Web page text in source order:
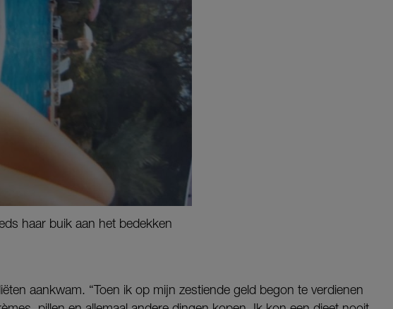
haar buik aan het bedekken
aankwam. “Toen ik op mijn zestiende geld begon te verdienen